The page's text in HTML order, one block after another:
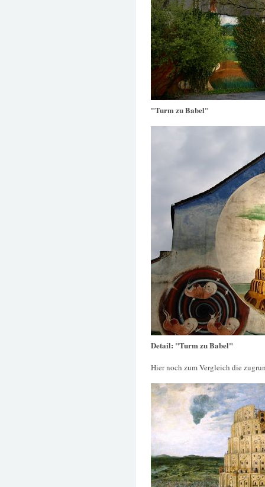
"Turm zu Babel"
Detail: "Turm zu Babel"
Hier noch zum Vergleich die